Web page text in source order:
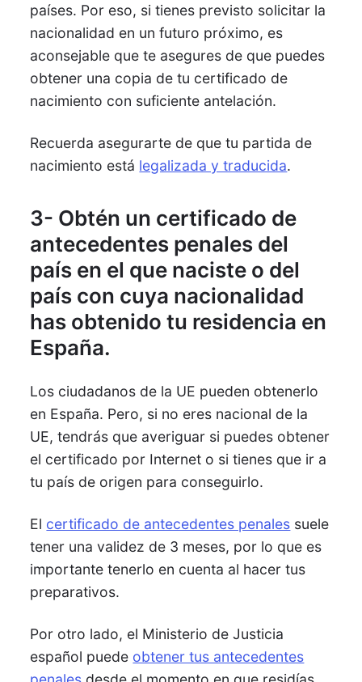
países. Por eso, si tienes previsto solicitar la
nacionalidad en un futuro próximo, es
aconsejable que te asegures de que puedes
obtener una copia de tu certificado de
nacimiento con suficiente antelación.
Recuerda asegurarte de que tu partida de
nacimiento está legalizada y traducida.
3- Obtén un certificado de
antecedentes penales del
país en el que naciste o del
país con cuya nacionalidad
has obtenido tu residencia en
España.
Los ciudadanos de la UE pueden obtenerlo
en España. Pero, si no eres nacional de la
UE, tendrás que averiguar si puedes obtener
el certificado por Internet o si tienes que ir a
tu país de origen para conseguirlo.
El certificado de antecedentes penales suele
tener una validez de 3 meses, por lo que es
importante tenerlo en cuenta al hacer tus
preparativos.
Por otro lado, el Ministerio de Justicia
español puede obtener tus antecedentes